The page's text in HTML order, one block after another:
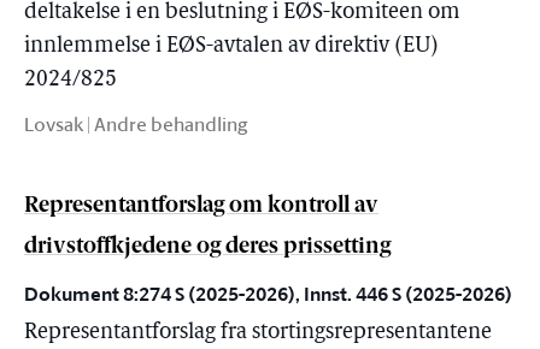
deltakelse i en beslutning i EØS-komiteen om
innlemmelse i EØS-avtalen av direktiv (EU)
2024/825
Lovsak | Andre behandling
Representantforslag om kontroll av
drivstoffkjedene og deres prissetting
Dokument 8:274 S (2025-2026), Innst. 446 S (2025-2026)
Representantforslag fra stortingsrepresentantene